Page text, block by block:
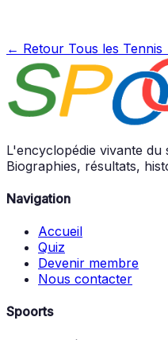
← Retour Tous les Tennis
L'encyclopédie vivante du
Biographies, résultats,
Navigation
Accueil
Quiz
Devenir membre
Nous contacter
Spoorts